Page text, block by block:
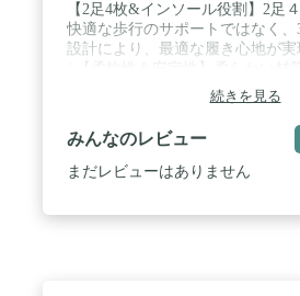
【2足4枚&インソール役割】2足
快適な歩行のサポートではなく、
設計により、最適な履き心地が実
ソールで、アーチの部分柔軟性が
複雑な変化に対応できるフレキシ
ち、適度な弾力で足にフィット
増え、さらにかかと部分は全体を
設計になっているため、抜群の安
続きを見る
みんなのレビュー
まだレビューはありません